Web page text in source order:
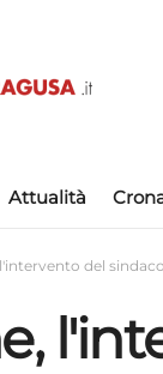
Attualità
del